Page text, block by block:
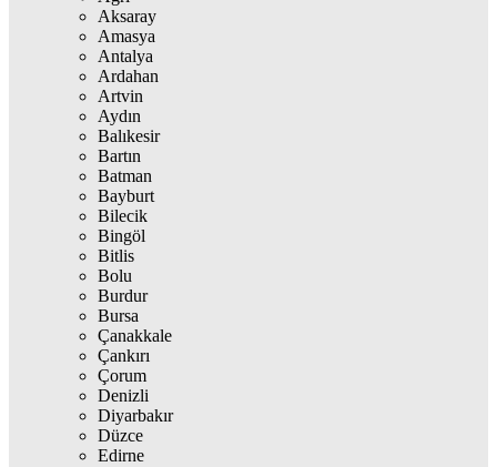
Aksaray
Amasya
Antalya
Ardahan
Artvin
Aydın
Balıkesir
Bartın
Batman
Bayburt
Bilecik
Bingöl
Bitlis
Bolu
Burdur
Bursa
Çanakkale
Çankırı
Çorum
Denizli
Diyarbakır
Düzce
Edirne